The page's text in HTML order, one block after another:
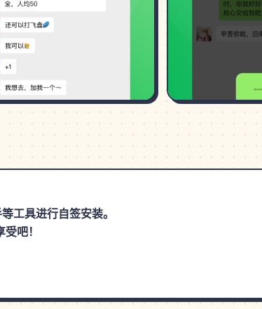
工具进行自签安装。
吧！